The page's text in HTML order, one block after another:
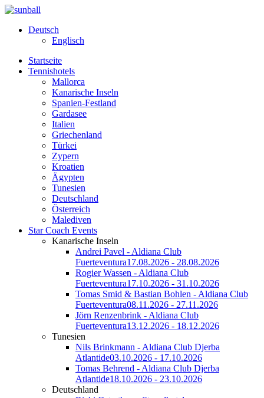
Deutsch
Englisch
Startseite
Tennishotels
Mallorca
Kanarische Inseln
Spanien-Festland
Gardasee
Italien
Griechenland
Türkei
Zypern
Kroatien
Ägypten
Tunesien
Deutschland
Österreich
Malediven
Star Coach Events
Kanarische Inseln
Andrei Pavel - Aldiana Club
Fuerteventura17.08.2026 - 28.08.2026
Rogier Wassen - Aldiana Club
Fuerteventura17.10.2026 - 31.10.2026
Tomas Smid & Bastian Bohlen - Aldiana Club
Fuerteventura08.11.2026 - 27.11.2026
Jörn Renzenbrink - Aldiana Club
Fuerteventura13.12.2026 - 18.12.2026
Tunesien
Nils Brinkmann - Aldiana Club Djerba
Atlantide03.10.2026 - 17.10.2026
Tomas Behrend - Aldiana Club Djerba
Atlantide18.10.2026 - 23.10.2026
Deutschland